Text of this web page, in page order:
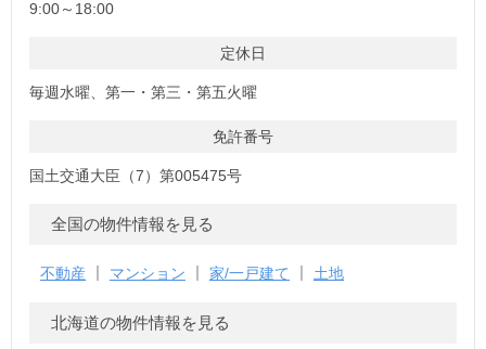
9:00～18:00
定休日
毎週水曜、第一・第三・第五火曜
免許番号
国土交通大臣（7）第005475号
全国の物件情報を見る
不動産 マンション 家/一戸建て 土地
北海道の物件情報を見る